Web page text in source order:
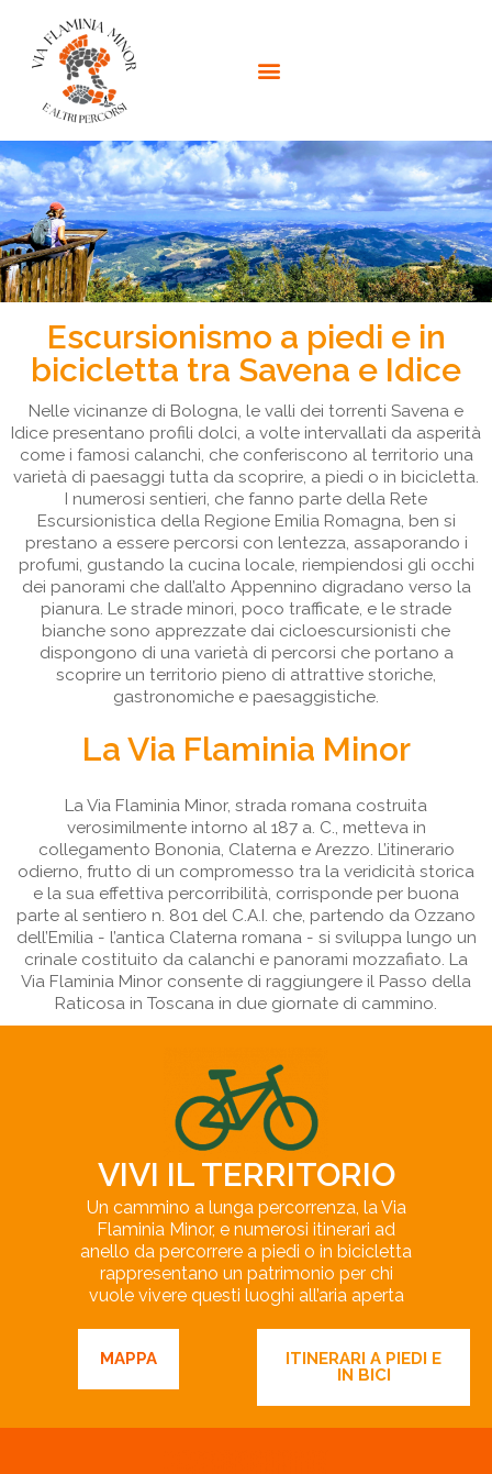
Escursionismo a piedi e in
bicicletta tra Savena e Idice
Nelle vicinanze di Bologna, le valli dei torrenti Savena e
Idice presentano profili dolci, a volte intervallati da asperità
come i famosi calanchi, che conferiscono al territorio una
varietà di paesaggi tutta da scoprire, a piedi o in bicicletta.
I numerosi sentieri, che fanno parte della Rete
Escursionistica della Regione Emilia Romagna, ben si
prestano a essere percorsi con lentezza, assaporando i
profumi, gustando la cucina locale, riempiendosi gli occhi
dei panorami che dall’alto Appennino digradano verso la
pianura. Le strade minori, poco trafficate, e le strade
bianche sono apprezzate dai cicloescursionisti che
dispongono di una varietà di percorsi che portano a
scoprire un territorio pieno di attrattive storiche,
gastronomiche e paesaggistiche.
La Via Flaminia Minor
La Via Flaminia Minor, strada romana costruita
verosimilmente intorno al 187 a. C., metteva in
collegamento Bononia, Claterna e Arezzo. L’itinerario
odierno, frutto di un compromesso tra la veridicità storica
e la sua effettiva percorribilità, corrisponde per buona
parte al sentiero n. 801 del C.A.I. che, partendo da Ozzano
dell’Emilia - l’antica Claterna romana - si sviluppa lungo un
crinale costituito da calanchi e panorami mozzafiato. La
Via Flaminia Minor consente di raggiungere il Passo della
Raticosa in Toscana in due giornate di cammino.
VIVI IL TERRITORIO
Un cammino a lunga percorrenza, la Via
Flaminia Minor, e numerosi itinerari ad
anello da percorrere a piedi o in bicicletta
rappresentano un patrimonio per chi
vuole vivere questi luoghi all’aria aperta
MAPPA
ITINERARI A PIEDI E
IN BICI